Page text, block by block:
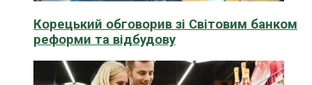
Корецький обговорив зі Світовим банком
реформи та відбудову